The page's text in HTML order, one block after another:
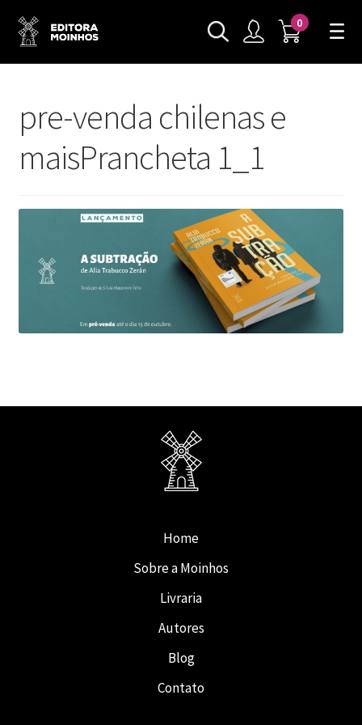
0
pre-venda chilenas e
maisPrancheta 1_1
Home
Sobre a Moinhos
Livraria
Autores
Blog
Contato